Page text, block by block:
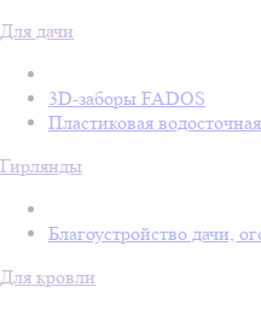
Для дачи
3D-заборы FADOS
Пластиковая
Гирлянды
Благоустройство дачи,
Для кровли